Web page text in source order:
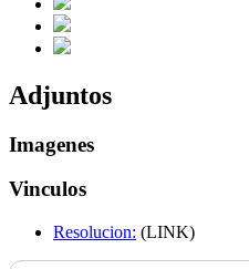
Adjuntos
Imagenes
Vinculos
Resolucion: (LINK)